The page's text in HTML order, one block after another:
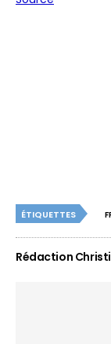
ÉTIQUETTES
Rédaction